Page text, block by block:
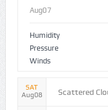
Aug07
Humidity
Pressure
Winds
SAT
Aug08
Scattered